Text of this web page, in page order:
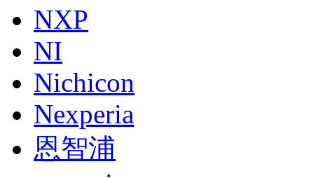
NXP
NI
Nichicon
Nexperia
恩智浦